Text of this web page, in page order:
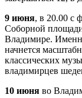
9 июня, в 20.00 с
Соборной
Владимире.
начнется
классических
владимирцев
10 июня во